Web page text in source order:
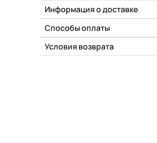
Информация о доставке
Способы оплаты
Условия возврата